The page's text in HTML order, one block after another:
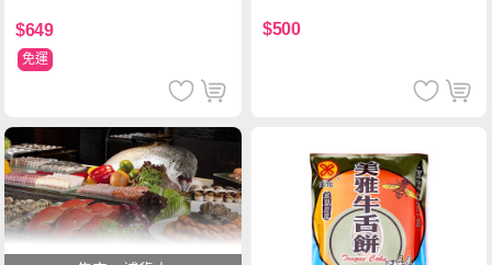
$649
免運
$500